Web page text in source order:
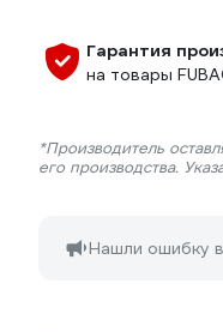
Гарантия
на товары
*Производитель
его производства.
Нашли ошибку в